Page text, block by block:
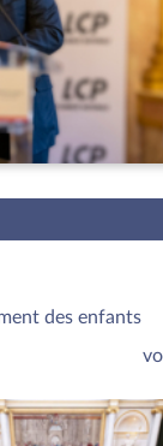
des enfants